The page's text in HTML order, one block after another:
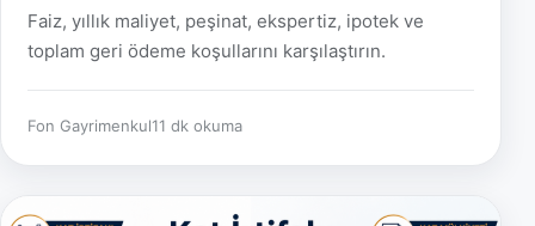
Faiz, yıllık maliyet, peşinat, ekspertiz, ipotek ve
toplam geri ödeme koşullarını karşılaştırın.
Fon Gayrimenkul11 dk okuma